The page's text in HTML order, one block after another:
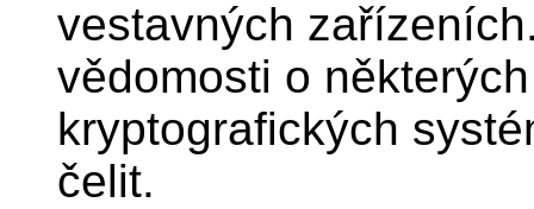
vestavných
vědomosti o
kryptografických
čelit.